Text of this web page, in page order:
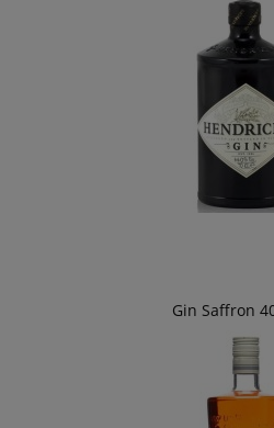
Gin Saffron